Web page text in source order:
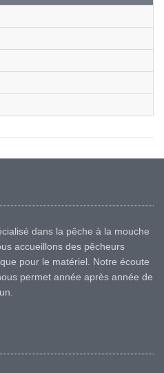
dans la pêche à la mouche
accueillons des pêcheurs
pour le matériel. Notre écoute
permet année après année de